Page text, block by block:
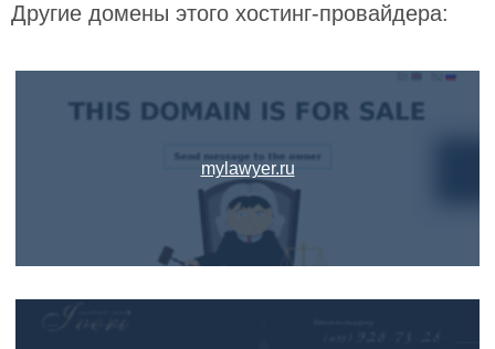
Другие домены этого хостинг-провайдера:
mylawyer.ru